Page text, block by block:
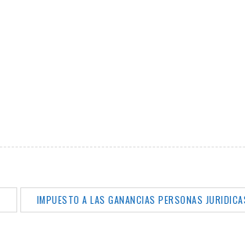
IMPUESTO A LAS GANANCIAS PERSONAS